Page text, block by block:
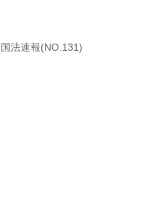
法速報(NO.131)